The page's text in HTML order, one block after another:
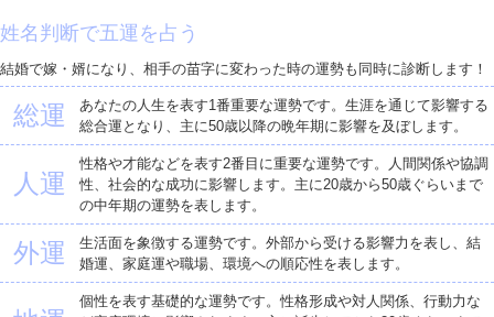
姓名判断で五運を占う
結婚で嫁・婿になり、相手の苗字に変わった時の運勢も同時に診断します！
総運
あなたの人生を表す1番重要な運勢です。生涯を通じて影響する
総合運となり、主に50歳以降の晩年期に影響を及ぼします。
人運
性格や才能などを表す2番目に重要な運勢です。人間関係や協調
性、社会的な成功に影響します。主に20歳から50歳ぐらいまで
の中年期の運勢を表します。
外運
生活面を象徴する運勢です。外部から受ける影響力を表し、結
婚運、家庭運や職場、環境への順応性を表します。
個性を表す基礎的な運勢です。性格形成や対人関係、行動力な